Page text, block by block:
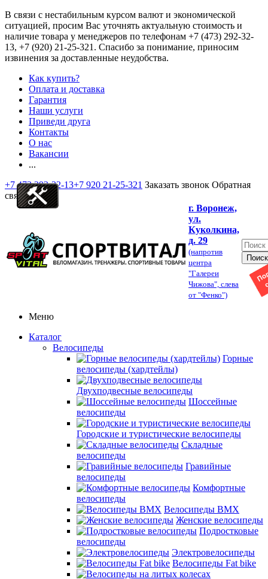
В связи с нестабильным курсом валют и экономической
ситуацией, просим Вас уточнять актуальную стоимость и
наличие товара у менеджеров по телефонам +7 (473) 292-32-
13, +7 (920) 21-25-321 . Спасибо за понимание, приносим
извинения за доставленные неудобства.
Как купить?
Оплата и доставка
Гарантия
Наши услуги
Приведи друга
Контакты
О нас
Вакансии
...
+7 473 292-32-13+7 920 21-25-321 Заказать звонок Обратная
связь
г. Воронеж,
ул.
Куколкина,
д. 29
(напротив
центра
"Галереи
Чижова", слева
от "Фенко")
Меню
Каталог
Велосипеды
Горные
велосипеды (хардтейлы)
Двухподвесные велосипеды
Шоссейные
велосипеды
Городские и туристические велосипеды
Складные
велосипеды
Гравийные
велосипеды
Комфортные
велосипеды
Велосипеды BMX
Женские велосипеды
Подростковые
велосипеды
Электровелосипеды
Велосипеды Fat bike